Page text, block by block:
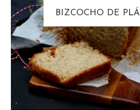
BIZCOCHO DE